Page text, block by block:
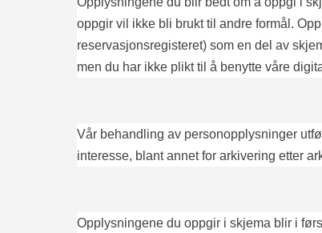
oppgir vil ikke bli brukt til andre formål.
reservasjonsregisteret) som en del av
men du har ikke plikt til å benytte våre
Vår behandling av personopplysninger
interesse, blant annet for arkivering etter
Opplysningene du oppgir i skjema blir i